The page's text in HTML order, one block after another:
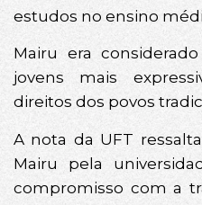
estudos no ensino
Mairu era
jovens mais
direitos dos povos
A nota da UFT
Mairu pela
compromisso com a